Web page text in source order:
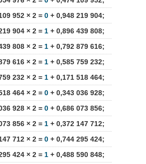
952 × 2 = 0 + 0,948 219 904;
904 × 2 = 1 + 0,896 439 808;
808 × 2 = 1 + 0,792 879 616;
616 × 2 = 1 + 0,585 759 232;
232 × 2 = 1 + 0,171 518 464;
464 × 2 = 0 + 0,343 036 928;
928 × 2 = 0 + 0,686 073 856;
856 × 2 = 1 + 0,372 147 712;
712 × 2 = 0 + 0,744 295 424;
424 × 2 = 1 + 0,488 590 848;